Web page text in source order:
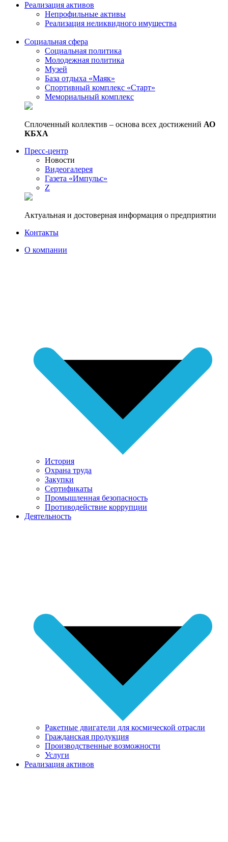
Реализация активов
Непрофильные активы
Реализация неликвидного имущества
Социальная сфера
Социальная политика
Молодежная политика
Музей
База отдыха «Маяк»
Спортивный комплекс «Старт»
Мемориальный комплекс
Сплоченный коллектив – основа всех достижений АО
КБХА
Пресс-центр
Новости
Видеогалерея
Газета «Импульс»
Z
Актуальная и достоверная информация о предприятии
Контакты
О компании
История
Охрана труда
Закупки
Сертификаты
Промышленная безопасность
Противодействие коррупции
Деятельность
Ракетные двигатели для космической отрасли
Гражданская продукция
Производственные возможности
Услуги
Реализация активов